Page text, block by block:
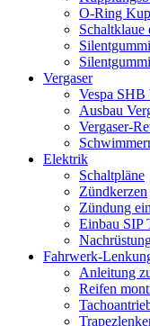
O-Ring
Schaltklaue
Vergaser
Vespa SHB
Ausbau
Vergaser-
Elektrik
Schaltpläne
Zündkerzen
Zündung
Einbau SIP
Fahrwerk-
Anleitung
Reifen